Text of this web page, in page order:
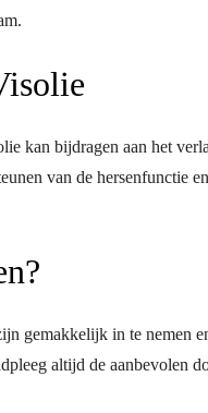
kan bijdragen aan het
van de hersenfunctie
gemakkelijk in te nemen
altijd de aanbevolen